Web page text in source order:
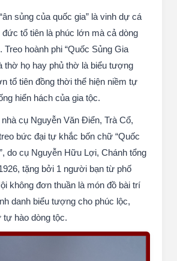
sủng của quốc gia” là vinh dự cá
đức tổ tiên là phúc lớn mà cả dòng
hoành phi “Quốc Sủng Gia
thờ họ hay phủ thờ là biểu tượng
tổ tiên đồng thời thể hiện niềm tự
hiển hách của gia tộc.
cụ Nguyễn Văn Điển, Trà Cổ,
bức đại tự khắc bốn chữ “Quốc
do cụ Nguyễn Hữu Lợi, Chánh tổng
tặng bởi 1 người bạn từ phố
không đơn thuần là món đồ bài trí
danh biểu tượng cho phúc lộc,
hào dòng tộc.